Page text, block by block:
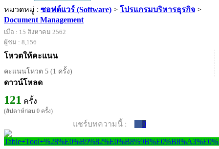
หมวดหมู่ : ซอฟต์แวร์ (Software) > โปรแกรมบริหารธุรกิจ >
Document Management
เมื่อ : 15 สิงหาคม 2562
ผู้ชม : 8,156
โหวตให้คะแนน
คะแนนโหวต 5 (1 ครั้ง)
ดาวน์โหลด
121 ครั้ง
(สัปดาห์ก่อน 0 ครั้ง)
แชร์บทความนี้ : 0